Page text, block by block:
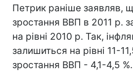
Петрик раніше заявляв,
зростання ВВП в 2011 р.
на рівні 2010 р. Так,
залишиться на рівні 11-
зростання ВВП - 4,1-4,5 %.